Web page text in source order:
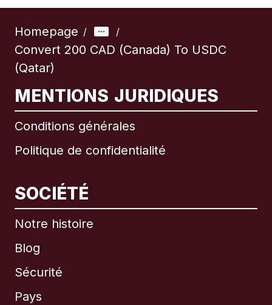
Homepage / /
Convert 200 CAD (Canada) To USDC
(Qatar)
MENTIONS JURIDIQUES
Conditions générales
Politique de confidentialité
SOCIÉTÉ
Notre histoire
Blog
Sécurité
Pays